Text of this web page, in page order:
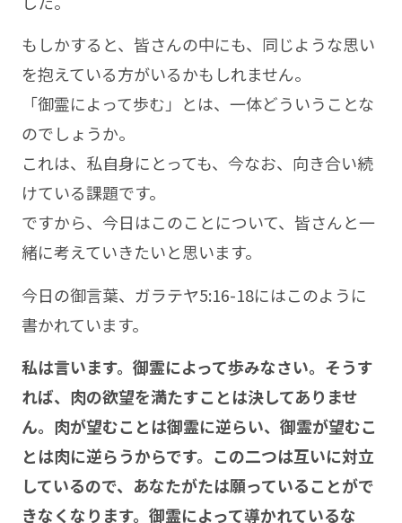
もしかすると、皆さんの中にも、同じような思い
を抱えている方がいるかもしれません。
「御霊によって歩む」とは、一体どういうことな
のでしょうか。
これは、私自身にとっても、今なお、向き合い続
けている課題です。
ですから、今日はこのことについて、皆さんと一
緒に考えていきたいと思います。
今日の御言葉、ガラテヤ5:16-18にはこのように
書かれています。
私は言います。御霊によって歩みなさい。そうす
れば、肉の欲望を満たすことは決してありませ
ん。肉が望むことは御霊に逆らい、御霊が望むこ
とは肉に逆らうからです。この二つは互いに対立
しているので、あなたがたは願っていることがで
きなくなります。御霊によって導かれているな